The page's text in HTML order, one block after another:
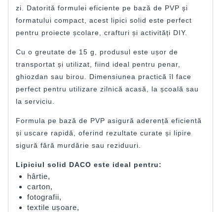
zi. Datorită formulei eficiente pe bază de PVP și
formatului compact, acest lipici solid este perfect
pentru proiecte școlare, crafturi și activități DIY.
Cu o greutate de 15 g, produsul este ușor de
transportat și utilizat, fiind ideal pentru penar,
ghiozdan sau birou. Dimensiunea practică îl face
perfect pentru utilizare zilnică acasă, la școală sau
la serviciu.
Formula pe bază de PVP asigură aderență eficientă
și uscare rapidă, oferind rezultate curate și lipire
sigură fără murdărie sau reziduuri.
Lipiciul solid DACO este ideal pentru:
hârtie,
carton,
fotografii,
textile ușoare,